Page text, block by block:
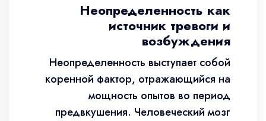
Неопределенность как
источник тревоги и
возбуждения
Неопределенность выступает собой
коренной фактор, отражающийся на
мощность опытов во период
предвкушения. Человеческий мозг